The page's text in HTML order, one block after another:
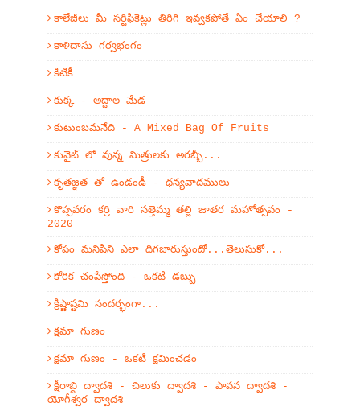
కాలేజీలు మీ సర్టిఫికెట్లు తిరిగి ఇవ్వకపోతే ఏం చేయాలి ?
కాళిదాసు గర్వభంగం
కిటికీ
కుక్క - అద్దాల మేడ
కుటుంబమనేది - A Mixed Bag Of Fruits
కువైట్ లో వున్న మిత్రులకు అరబ్బీ...
కృతజ్ఞత తో ఉండండీ - ధన్యవాదములు
కొప్పవరం కర్రి వారి సత్తెమ్మ తల్లి జాతర మహోత్సవం -
2020
కోపం మనిషిని ఎలా దిగజారుస్తుందో...తెలుసుకో...
కోరిక చంపేస్తోంది - ఒకటి డబ్బు
క్రిష్ణాష్టమి సందర్భంగా...
క్షమా గుణం
క్షమా గుణం - ఒకటి క్షమించడం
క్షీరాబ్ది ద్వాదశి - చిలుకు ద్వాదశి - పావన ద్వాదశి -
యోగీశ్వర ద్వాదశి